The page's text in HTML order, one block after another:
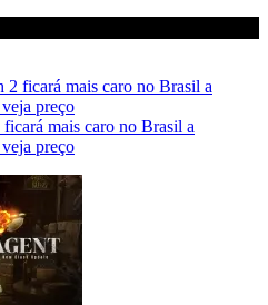
mais caro no Brasil a
preço